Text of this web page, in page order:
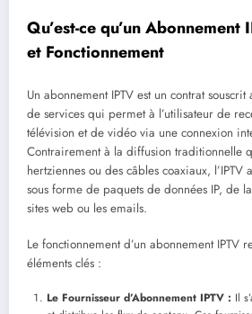
Qu’est-ce qu’un
et Fonctionnement
Un abonnement IPTV est un contrat
de services qui permet à l’utilisateur de
télévision et de vidéo via une connexion
Contrairement à la diffusion traditionnelle
hertziennes ou des câbles coaxiaux, l’IPTV
sous forme de paquets de données IP, de
sites web ou les emails.
Le fonctionnement d’un abonnement IPTV
éléments clés :
Le Fournisseur d’Abonnement IPTV : Il